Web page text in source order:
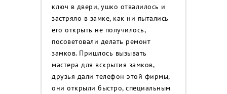
ключ в двери, ушко отвалилось и
застряло в замке, как ни пытались
его открыть не получилось,
посоветовали делать ремонт
замков. Пришлось вызывать
мастера для вскрытия замков,
друзья дали телефон этой фирмы,
они открыли быстро, специальным